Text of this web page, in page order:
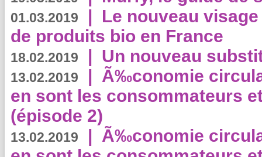
01.03.2019 | Le nouveau
de produits bio en France
18.02.2019 | Un nouveau
13.02.2019 | Ã‰conomie
en sont les consommateurs
(épisode 2)
13.02.2019 | Ã‰conomie